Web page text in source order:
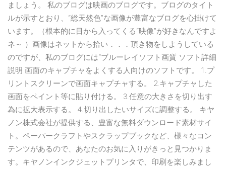
ましょう。 私のブログは映画のブログです。ブログのタイト
ルが示すとおり、“総天然色”な画像が豊富なブログを心掛けて
います。（根本的に目から入ってくる“映像”が好きなんですよ
ネ～ ）画像はネットから拾い．．．頂き物をしようしている
のですが、私のブログには“ブルーレイソフト画質 ソフト詳細
説明 画面のキャプチャをよくする人向けのソフトです。 1.プ
リントスクリーンで画面キャプチャする。 2.キャプチャした
画面をペイント等に貼り付ける。 3.任意の大きさを切り出す
為に拡大表示する。 4.切り出したいサイズに調整する。 キヤ
ノン株式会社が提供する、豊富な無料ダウンロード素材サイ
ト。ペーパークラフトやスクラップブックなど、様々なコン
テンツがあるので、あなたのお気に入りがきっと見つかりま
す。キヤノンインクジェットプリンタで、印刷を楽しみまし